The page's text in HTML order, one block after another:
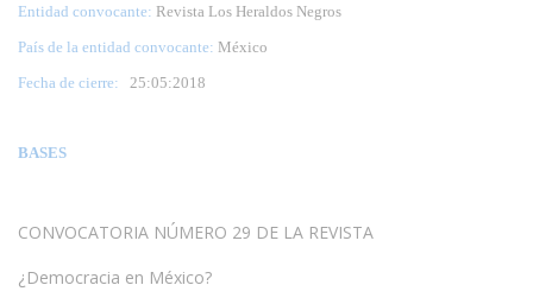
Entidad convocante: Revista Los Heraldos Negros
País de la entidad convocante: México
Fecha de cierre: 25:05:2018
BASES
CONVOCATORIA NÚMERO 29 DE LA REVISTA
¿Democracia en México?